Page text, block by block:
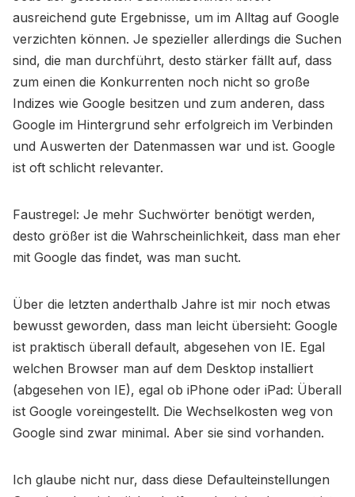
ausreichend gute Ergebnisse, um im Alltag auf Google
verzichten können. Je spezieller allerdings die Suchen
sind, die man durchführt, desto stärker fällt auf, dass
zum einen die Konkurrenten noch nicht so große
Indizes wie Google besitzen und zum anderen, dass
Google im Hintergrund sehr erfolgreich im Verbinden
und Auswerten der Datenmassen war und ist. Google
ist oft schlicht relevanter.
Faustregel: Je mehr Suchwörter benötigt werden,
desto größer ist die Wahrscheinlichkeit, dass man eher
mit Google das findet, was man sucht.
Über die letzten anderthalb Jahre ist mir noch etwas
bewusst geworden, dass man leicht übersieht: Google
ist praktisch überall default, abgesehen von IE. Egal
welchen Browser man auf dem Desktop installiert
(abgesehen von IE), egal ob iPhone oder iPad: Überall
ist Google voreingestellt. Die Wechselkosten weg von
Google sind zwar minimal. Aber sie sind vorhanden.
Ich glaube nicht nur, dass diese Defaulteinstellungen